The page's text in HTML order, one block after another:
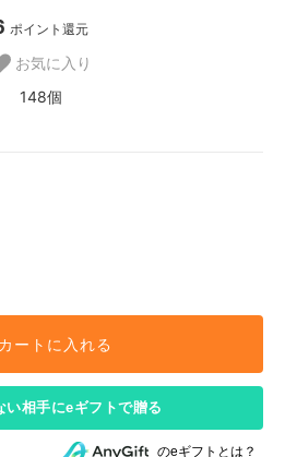
ポイント還元
お気に入り
148個
カートに入れる
い相手にeギフトで贈る
のeギフトとは？